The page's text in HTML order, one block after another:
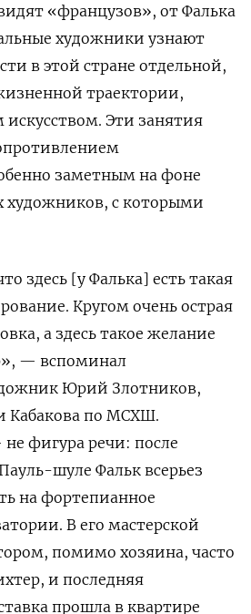
«французов», от Фалька
художники узнают
в этой стране отдельной,
траектории,
Эти занятия
заметным на фоне
художников, с которыми
здесь [у Фалька] есть такая
Кругом очень острая
а здесь такое желание
— вспоминал
Юрий Злотников,
Кабакова по МСХШ.
фигура речи: после
шуле Фальк всерьез
на фортепианное
В его мастерской
помимо хозяина, часто
и последняя
прошла в квартире